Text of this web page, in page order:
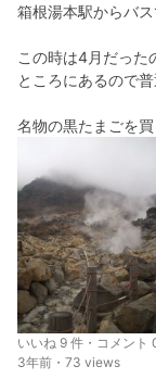
箱根湯本駅からバ
この時は4月だった
ところにあるので
名物の黒たまごを
いいね 9 件・コメント
3年前・73 views